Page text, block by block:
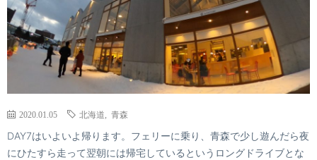
2020.01.05 北海道 青森
DAY7はいよいよ帰ります。フェリーに乗り、青森で少し遊んだら夜
にひたすら走って翌朝には帰宅しているというロングドライブとな